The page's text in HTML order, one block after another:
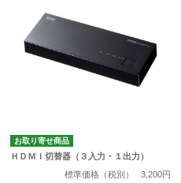
お取り寄せ商品
ＨＤＭＩ切替器（３入力・１出力）
標準価格（税別）
3,200円